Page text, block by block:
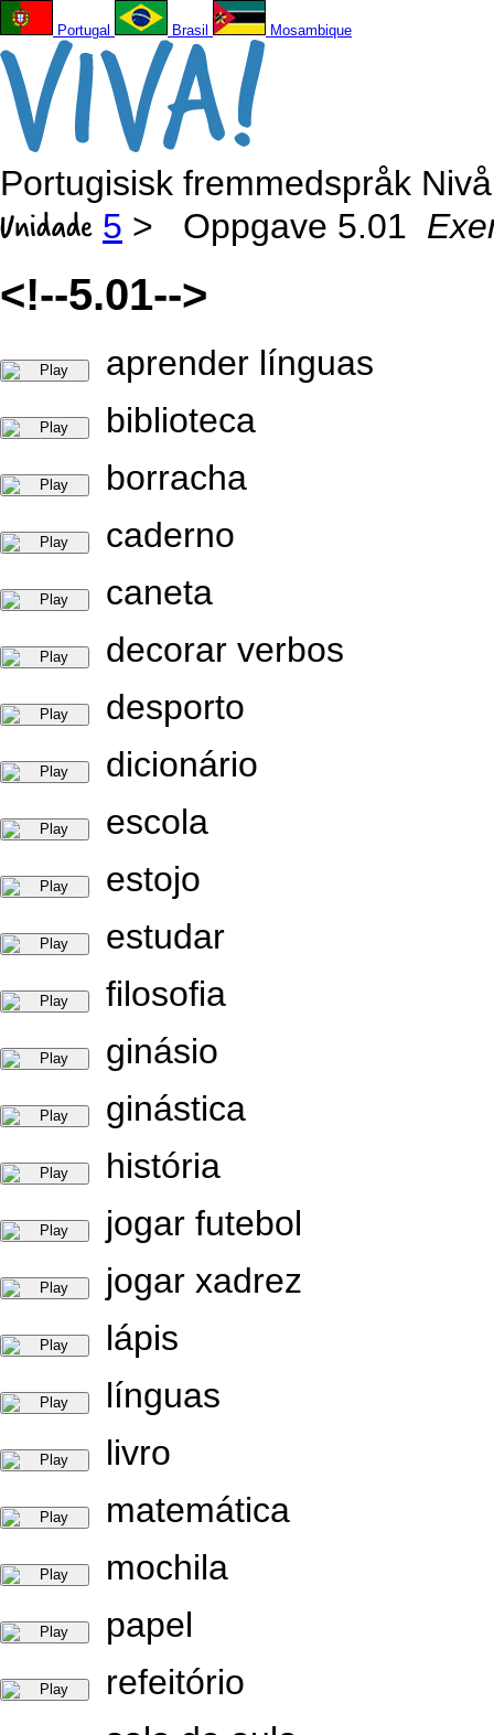
Portugal Brasil Mosambique
Portugisisk fremmedspråk
5 > Oppgave 5.01
<!--5.01-->
aprender línguas
biblioteca
borracha
caderno
caneta
decorar verbos
desporto
dicionário
escola
estojo
estudar
filosofia
ginásio
ginástica
história
jogar futebol
jogar xadrez
lápis
línguas
livro
matemática
mochila
papel
refeitório